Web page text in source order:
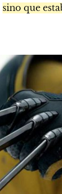
sino que